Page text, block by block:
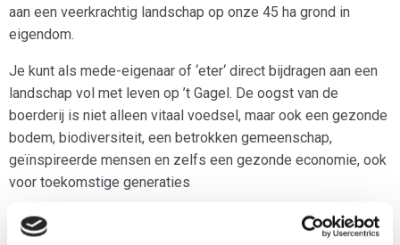
aan een veerkrachtig landschap op onze 45 ha grond in
eigendom.
Je kunt als mede-eigenaar of ‘eter‘ direct bijdragen aan een
landschap vol met leven op ’t Gagel. De oogst van de
boerderij is niet alleen vitaal voedsel, maar ook een gezonde
bodem, biodiversiteit, een betrokken gemeenschap,
geïnspireerde mensen en zelfs een gezonde economie, ook
voor toekomstige generaties